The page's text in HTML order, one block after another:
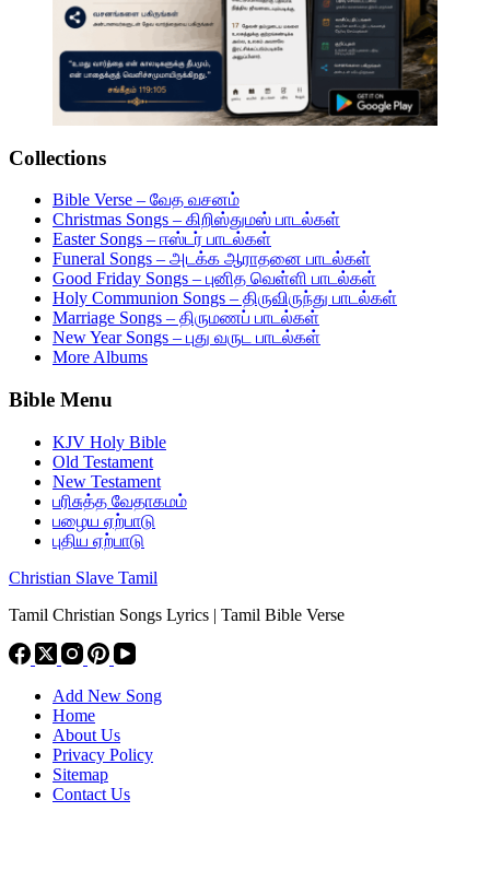
Collections
Bible Verse – வேத வசனம்
Christmas Songs – கிறிஸ்துமஸ் பாடல்கள்
Easter Songs – ஈஸ்டர் பாடல்கள்
Funeral Songs – அடக்க ஆராதனை பாடல்கள்
Good Friday Songs – புனித வெள்ளி பாடல்கள்
Holy Communion Songs – திருவிருந்து பாடல்கள்
Marriage Songs – திருமணப் பாடல்கள்
New Year Songs – புது வருட பாடல்கள்
More Albums
Bible Menu
KJV Holy Bible
Old Testament
New Testament
பரிசுத்த வேதாகமம்
பழைய ஏற்பாடு
புதிய ஏற்பாடு
Christian Slave Tamil
Tamil Christian Songs Lyrics | Tamil Bible Verse
Add New Song
Home
About Us
Privacy Policy
Sitemap
Contact Us